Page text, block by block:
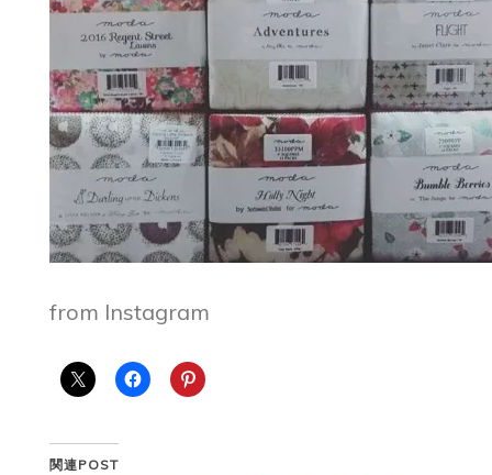
from Instagram
関連POST